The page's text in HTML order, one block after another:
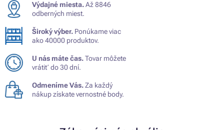
Výdajné miesta.Až 8846
odberných miest.
Široký výber. Ponúkame viac
ako 40000 produktov.
U nás máte čas.Tovar môžete
vrátiť do 30 dní.
Odmeníme Vás.Za každý
nákup získate vernostné body.